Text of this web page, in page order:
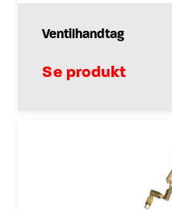
Ventilhandtag
Se produkt